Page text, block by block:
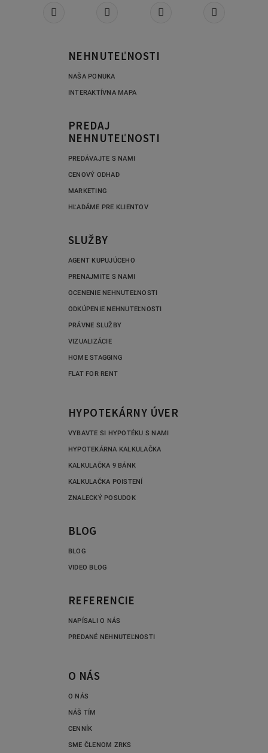
NEHNUTEĽNOSTI
NAŠA PONUKA
INTERAKTÍVNA MAPA
PREDAJ
NEHNUTEĽNOSTI
PREDÁVAJTE S NAMI
CENOVÝ ODHAD
MARKETING
HĽADÁME PRE KLIENTOV
SLUŽBY
AGENT KUPUJÚCEHO
PRENAJMITE S NAMI
OCENENIE NEHNUTEĽNOSTI
ODKÚPENIE NEHNUTEĽNOSTI
PRÁVNE SLUŽBY
VIZUALIZÁCIE
HOME STAGGING
FLAT FOR RENT
HYPOTEKÁRNY ÚVER
VYBAVTE SI HYPOTÉKU S NAMI
HYPOTEKÁRNA KALKULAČKA
KALKULAČKA 9 BÁNK
KALKULAČKA POISTENÍ
ZNALECKÝ POSUDOK
BLOG
BLOG
VIDEO BLOG
REFERENCIE
NAPÍSALI O NÁS
PREDANÉ NEHNUTEĽNOSTI
O NÁS
O NÁS
NÁŠ TÍM
CENNÍK
SME ČLENOM ZRKS